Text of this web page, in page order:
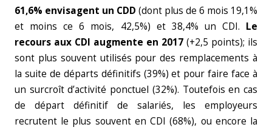
61,6% envisagent un CDD (dont plus de 6 mois 19,1%
et moins ce 6 mois, 42,5%) et 38,4% un CDI. Le
recours aux CDI augmente en 2017 (+2,5 points); ils
sont plus souvent utilisés pour des remplacements à
la suite de départs définitifs (39%) et pour faire face à
un surcroît d’activité ponctuel (32%). Toutefois en cas
de départ définitif de salariés, les employeurs
recrutent le plus souvent en CDI (68%), ou encore la